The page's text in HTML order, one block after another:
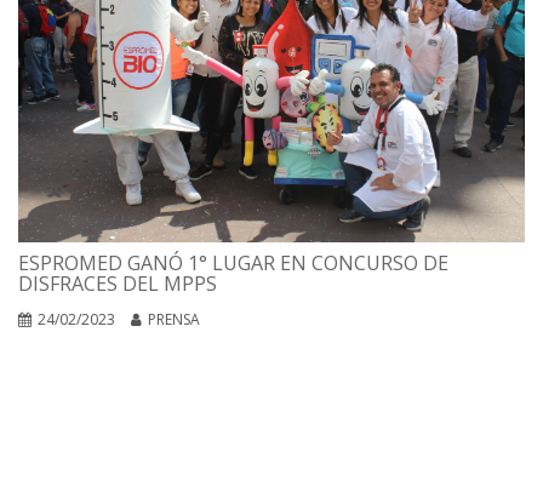
ESPROMED GANÓ 1° LUGAR EN CONCURSO DE
DISFRACES DEL MPPS
24/02/2023 PRENSA